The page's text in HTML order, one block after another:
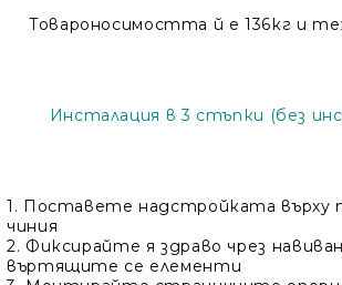
Товароносимостта й е 136кг и
Инсталация в 3 стъпки (без
1. Поставете надстройката
чиния
2. Фиксирайте я здраво чрез
въртящите се елементи